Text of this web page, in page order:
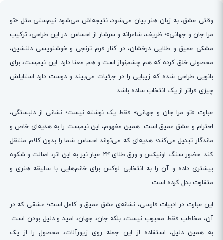
وقتی عشق، به زبان هنر بیان می‌شود، نتیجه‌اش می‌شود نیم‌ستی مثل «تو
مرا جان و جهانی»؛ ظریف، شاعرانه و سرشار از احساس. در این طراحی، ترکیب
مشکی عمیق و طلایی درخشان، در کنار فرم ترنجی و خوشنویسی دلنشین،
محصولی خلق کرده که هم چشم‌نواز است و هم معنا دارد. این نیم‌ست، برای
بانویی طراحی شده که زیبایی را در جزئیات می‌بیند و دوست دارد استایلش
چیزی فراتر از یک انتخاب ساده باشد.
عبارت «تو مرا جان و جهانی» فقط یک نوشته نیست؛ نشانی از دلبستگی،
احترام و عشق عمیق است. همین مفهوم، این نیم‌ست را به هدیه‌ای خاص و
ماندگار تبدیل می‌کند؛ هدیه‌ای که می‌تواند احساس شما را بدون کلام منتقل
کند. حضور سنگ اونیکس و ورق طلای ۲۴ عیار نیز به این اثر، اصالت و شکوه
بیشتری داده و آن را به انتخابی لوکس برای خانم‌هایی با سلیقه هنری و
متفاوت بدل کرده است.
این عبارت در ادبیات فارسی، نشانه‌ی عشقِ عمیق و کامل است؛ عشقی که در
آن، مخاطب فقط محبوب نیست، بلکه جان، جهان، امید و دلیل بودن است.
به همین دلیل، استفاده از این جمله روی زیورآلات، محصول را از یک